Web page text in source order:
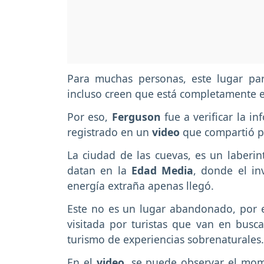
Para muchas personas, este lugar
incluso creen que está completamente
Por eso, Ferguson fue a verificar la
registrado en un video que compartió
La ciudad de las cuevas, es un
datan en la Edad Media, donde el
energía extraña apenas llegó.
Este no es un lugar abandonado,
visitada por turistas que van en
turismo de experiencias sobrenaturales.